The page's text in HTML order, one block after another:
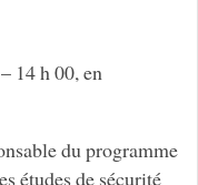
14 h 00, en
du programme
études de sécurité